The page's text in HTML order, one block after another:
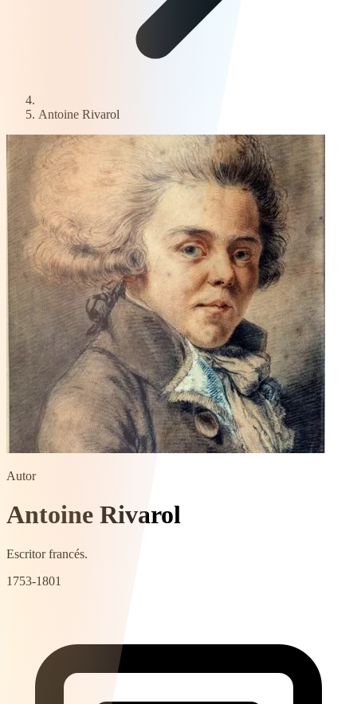
Antoine Rivarol
Autor
Antoine Rivarol
Escritor francés.
1753-1801